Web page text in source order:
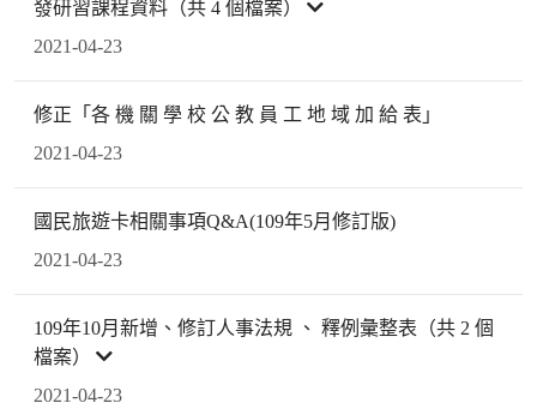
發研習課程資料（共 4 個檔案）
2021-04-23
修正「各 機 關 學 校 公 教 員 工 地 域 加 給 表」
2021-04-23
國民旅遊卡相關事項Q&A(109年5月修訂版)
2021-04-23
109年10月新增、修訂人事法規 、 釋例彙整表（共 2 個
檔案）
2021-04-23